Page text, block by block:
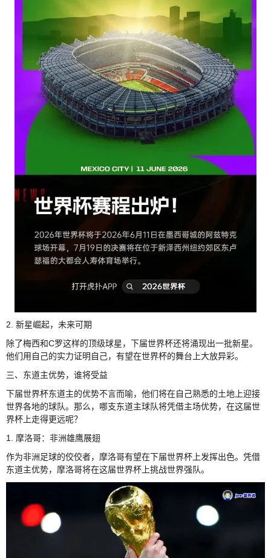
2. 新星崛起，未来可期
除了梅西和C罗这样的顶级球星，下届世界杯还将涌现出一批新星。
他们用自己的实力证明自己，有望在世界杯的舞台上大放异彩。
三、东道主优势，谁将受益
下届世界杯东道主的优势不言而喻，他们将在自己熟悉的土地上迎接
世界各地的球队。那么，哪支东道主球队将凭借主场优势，在这届世
界杯上走得更远呢？
1. 摩洛哥：非洲雄鹰展翅
作为非洲足球的佼佼者，摩洛哥有望在下届世界杯上发挥出色。凭借
东道主优势，摩洛哥将在这届世界杯上挑战世界强队。